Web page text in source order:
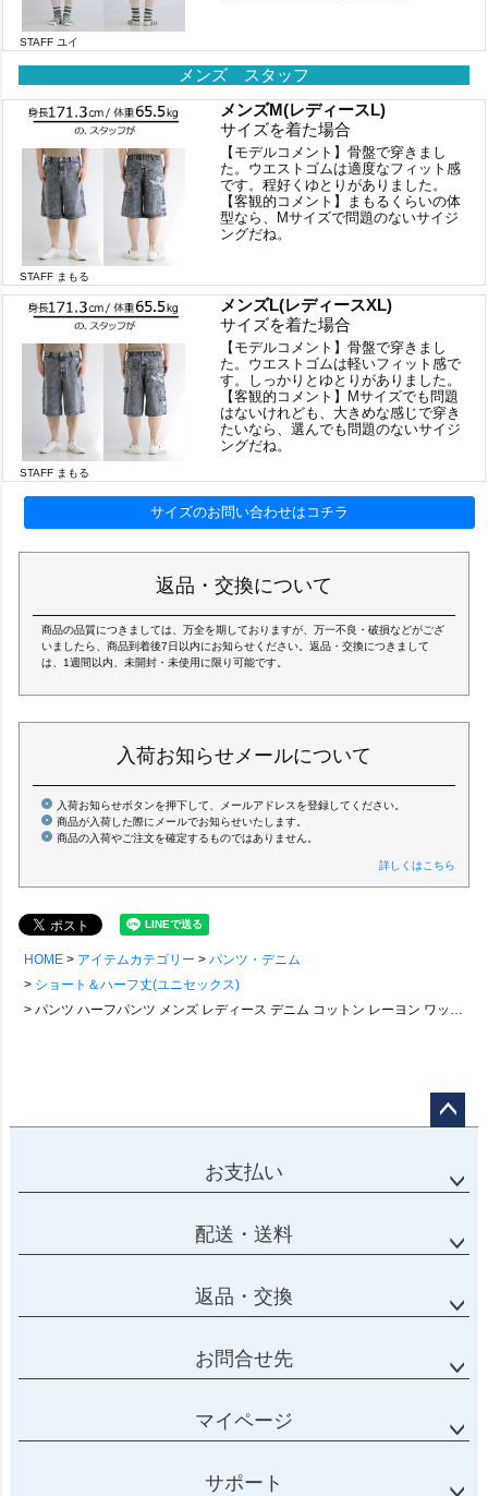
STAFF ユイ
メンズ スタッフ
メンズM(レディースL)
サイズを着た場合
STAFF まもる
【モデルコメント】骨盤で穿きまし
た。ウエストゴムは適度なフィット感
です。程好くゆとりがありました。
【客観的コメント】まもるくらいの体
型なら、Mサイズで問題のないサイジ
ングだね。
メンズL(レディースXL)
サイズを着た場合
STAFF まもる
【モデルコメント】骨盤で穿きまし
た。ウエストゴムは軽いフィット感で
す。しっかりとゆとりがありました。
【客観的コメント】Mサイズでも問題
はないけれども、大きめな感じで穿き
たいなら、選んでも問題のないサイジ
ングだね。
サイズのお問い合わせはコチラ
返品・交換について
商品の品質につきましては、万全を期しておりますが、万一不良・破損などがござ
いましたら、商品到着後7日以内にお知らせください。返品・交換につきまして
は、1週間以内、未開封・未使用に限り可能です。
入荷お知らせメールについて
入荷お知らせボタンを押下して、メールアドレスを登録してください。
商品が入荷した際にメールでお知らせいたします。
商品の入荷やご注文を確定するものではありません。
詳しくはこちら
HOME アイテムカテゴリー
パンツ・デニム
ショート＆ハーフ丈(ユニセックス)
パンツ ハーフパンツ メンズ レディース デニム コットン レーヨン ワッペン トム＆ジェリー ワッペン ワンポイント ウエストゴム ゆったり 大きいサイズ カジュアル 夏 パティ
お支払い
配送・送料
返品・交換
お問合せ先
マイページ
サポート